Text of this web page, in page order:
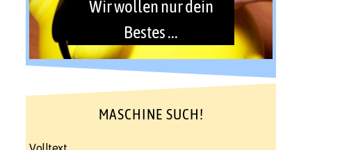
Wir wollen nur dein
Bestes ...
MASCHINE SUCH!